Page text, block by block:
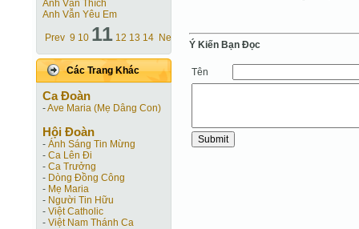
Anh Vẫn Thích
Anh Vẫn Yêu Em
Prev 9 10 11 12 13 14 Next
Các Trang Khác
Ca Ðoàn
-Ave Maria (Mẹ Dâng Con)
Hội Ðoàn
- Ánh Sáng Tin Mừng
- Ca Lên Đi
- Ca Trưởng
- Dòng Đồng Công
- Mẹ Maria
- Người Tin Hữu
- Việt Catholic
- Việt Nam Thánh Ca
Ý Kiến Bạn Ðọc
Tên